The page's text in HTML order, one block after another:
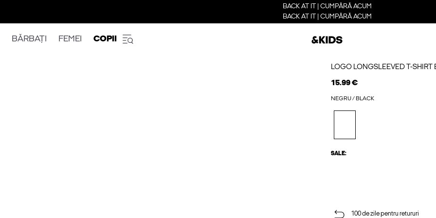
BACK AT IT | CUMPĂRĂ ACUM
BACK AT IT | CUMPĂRĂ ACUM
BĂRBAȚI FEMEI COPII
LOGO LONGSLEEVED T-SHIRT
15.99 €
NEGRU / BLACK
SALE:
100 de zile pentru retururi